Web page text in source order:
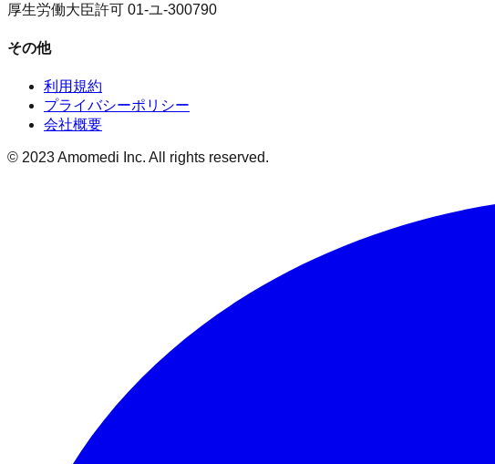
厚生労働大臣許可 01-ユ-300790
その他
利用規約
プライバシーポリシー
会社概要
© 2023 Amomedi Inc. All rights reserved.